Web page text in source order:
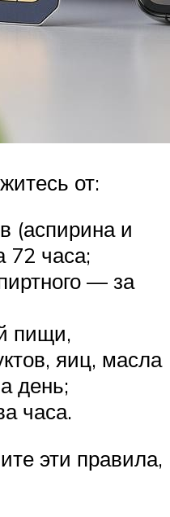
от:
(аспирина и
72 часа;
— за
пищи,
яиц, масла
день;
часа.
эти правила,